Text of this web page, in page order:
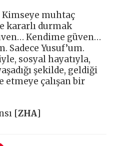
Kimseye muhtaç
kararlı durmak
Kendime güven…
Sadece Yusuf’um.
sosyal hayatıyla,
şekilde, geldiği
etmeye çalışan bir
[ZHA]